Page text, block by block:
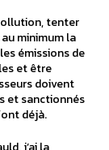
tenter
minimum la
émissions de
et être
doivent
et sanctionnés
déjà.